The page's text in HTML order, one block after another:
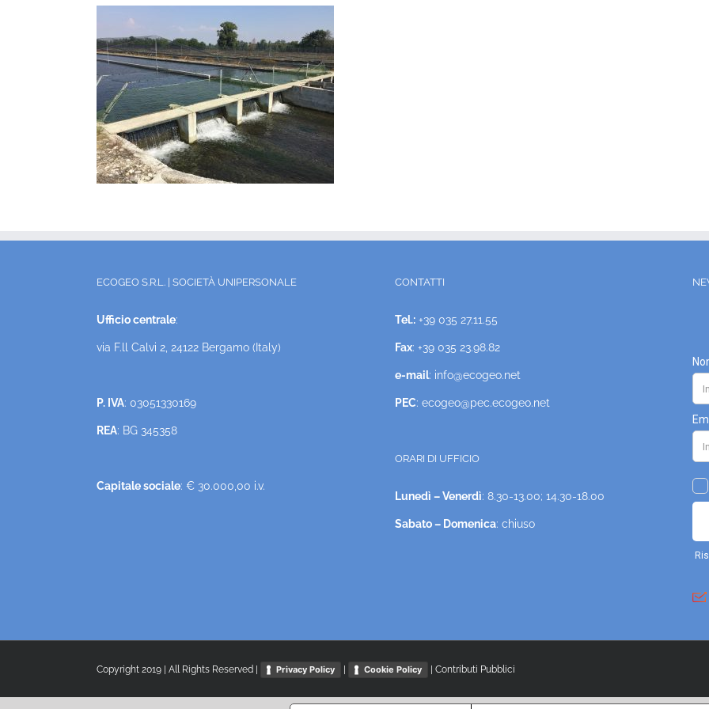
ECOGEO S.R.L. | SOCIETÀ UNIPERSONALE
Ufficio centrale:
via F.ll Calvi 2, 24122 Bergamo (Italy)
P. IVA: 03051330169
REA: BG 345358
Capitale sociale: € 30.000,00 i.v.
CONTATTI
Tel.:+39 035 27.11.55
Fax: +39 035 23.98.82
e-mail: info@ecogeo.net
PEC: ecogeo@pec.ecogeo.net
ORARI DI UFFICIO
Lunedì – Venerdì: 8.30-13.00; 14.30-18.00
Sabato – Domenica: chiuso
Copyright 2019 | All Rights Reserved | Privacy Policy | Cookie Policy | Contributi Pubblici